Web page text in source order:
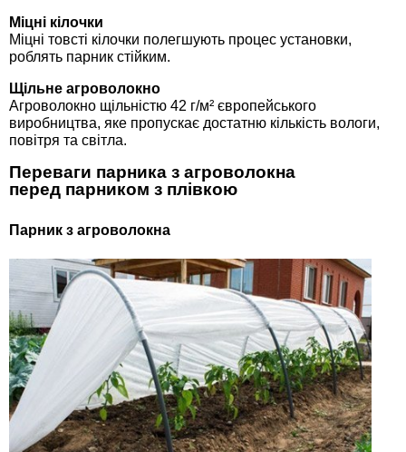
Міцні кілочки
Міцні товсті кілочки полегшують процес установки,
роблять парник стійким.
Щільне агроволокно
Агроволокно щільністю 42 г/м² європейського
виробництва, яке пропускає достатню кількість вологи,
повітря та світла.
Переваги парника з агроволокна
перед парником з плівкою
Парник з агроволокна